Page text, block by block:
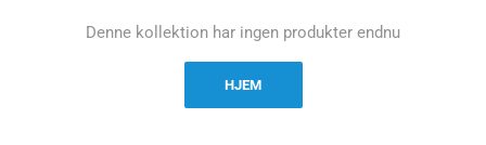
Denne kollektion har ingen produkter endnu
HJEM